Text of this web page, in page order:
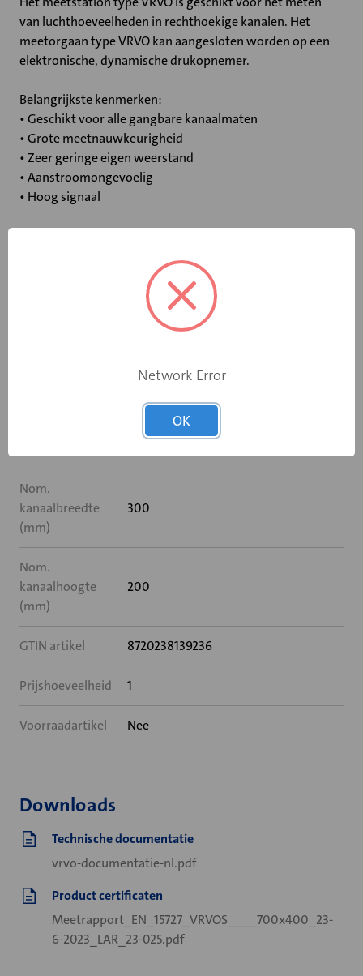
van luchthoeveelheden in rechthoekige kanalen. Het
meetorgaan type VRVO kan aangesloten worden op een
elektronische, dynamische drukopnemer.
Belangrijkste kenmerken:
• Geschikt voor alle gangbare kanaalmaten
• Grote meetnauwkeurigheid
• Zeer geringe eigen weerstand
• Aanstroomongevoelig
• Hoog signaal
Geen
300
Nom.
kanaalbreedte
(mm)
300
Nom.
kanaalhoogte
(mm)
200
GTIN artikel 8720238139236
Prijshoeveelheid 1
Voorraadartikel Nee
Downloads
Technische documentatie
vrvo-documentatie-nl.pdf
Product certificaten
Meetrapport_EN_15727_VRVOS____700x400_23-
6-2023_LAR_23-025.pdf
Network Error
OK